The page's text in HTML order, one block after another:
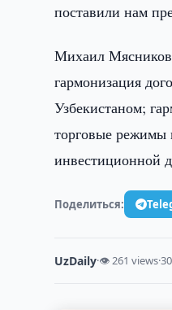
поставили нам
Михаил
гармонизация
Узбекистаном;
торговые режимы
инвестиционной
Поделиться:
UzDaily·👁 261 views·